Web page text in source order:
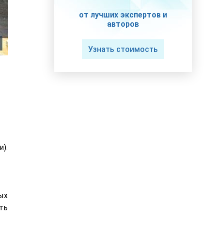
от лучших экспертов и
авторов
Узнать стоимость